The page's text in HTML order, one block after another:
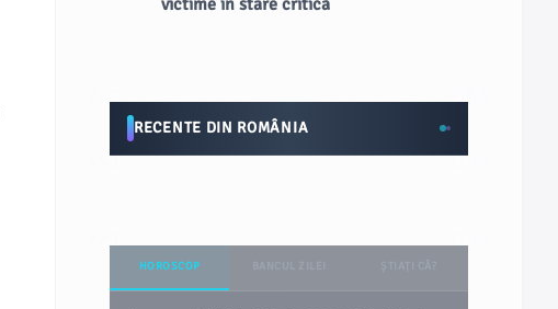
victime în stare critică
RECENTE DIN ROMÂNIA
HOROSCOP